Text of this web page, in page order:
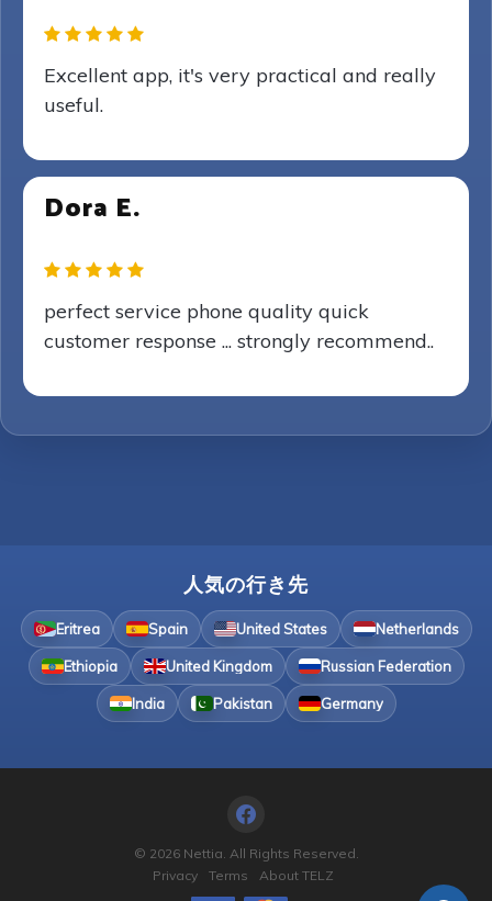
Excellent app, it's very practical and really
useful.
Dora E.
perfect service phone quality quick
customer response ... strongly recommend..
人気の行き先
Eritrea Spain United States Netherlands
Ethiopia United Kingdom Russian Federation
India Pakistan Germany
© 2026 Nettia. All Rights Reserved.
Privacy
Terms About TELZ